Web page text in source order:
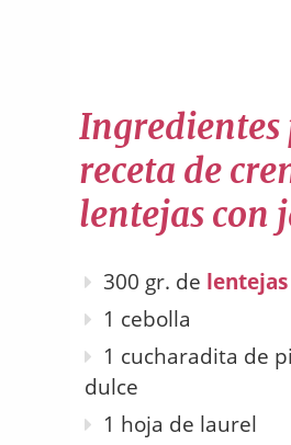
Ingredientes
receta de
lentejas con
300 gr. de lentejas
1 cebolla
1 cucharadita de
dulce
1 hoja de laurel